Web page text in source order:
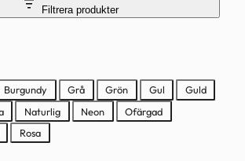
Filtrera produkter
Burgundy Grå Grön Gul
Guld
Naturlig Neon
Ofärgad
Rosa